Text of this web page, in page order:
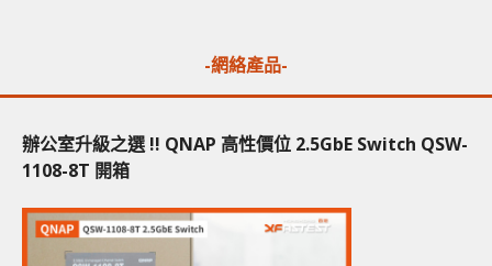
-網絡產品-
辦公室升級之選 !! QNAP 高性價位 2.5GbE Switch QSW-
1108-8T 開箱